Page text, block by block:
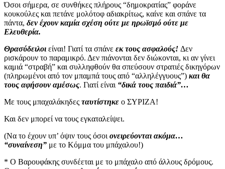
Όσοι σήμερα, σε συνθήκες πλήρους “δημοκρατίας” φοράνε
κουκούλες και πετάνε μολότοφ αδιακρίτως, καίνε και σπάνε τα
πάντα, δεν έχουν καμία σχέση ούτε με ηρωϊσμό ούτε με
Ελευθερία.
Θρασύδειλοι είναι! Γιατί τα σπάνε εκ τους ασφαλούς! Δεν
ρισκάρουν το παραμικρό. Δεν πιάνονται δεν διώκονται, κι αν γίνει
καμιά “στραβή” και συλληφθούν θα σπεύσουν στρατιές δικηγόρων
(πληρωμένοι από τον μπαμπά τους από “αλληλέγγυους”) και θα
τους αφήσουν αμέσως. Γιατί είναι “δικά τους παιδιά”…
Με τους μπαχαλάκηδες ταυτίστηκε ο ΣΥΡΙΖΑ!
Και δεν μπορεί να τους εγκαταλείψει.
(Να το έχουν υπ’ όψιν τους όσοι ονειρεύονται ακόμα…
“συναίνεση” με το Κόμμα του μπάχαλου!)
* Ο Βαρουφάκης συνδέεται με το μπάχαλο από άλλους δρόμους.